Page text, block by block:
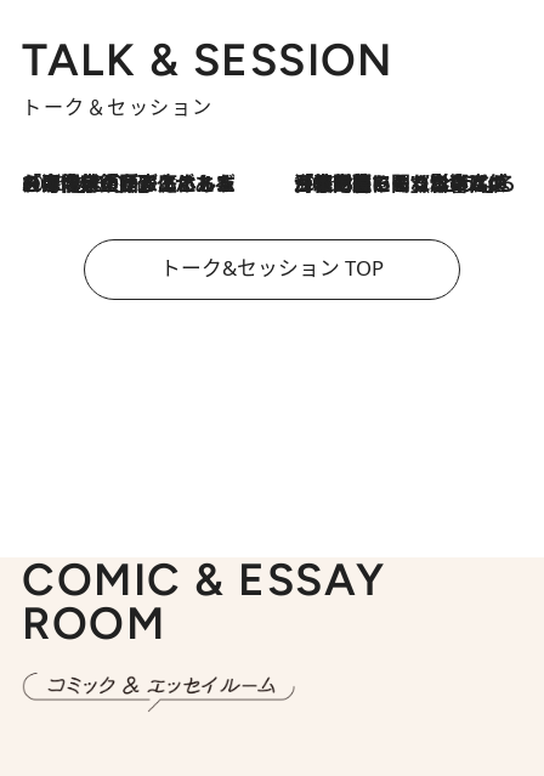
TALK & SESSION
トーク＆セッション
2026.8.3
「今後値上げがあるとすれば…」「リスクがあるのは今年の冬」エネルギー専門家が語る、ホルムズ海峡封鎖が家庭にもたらす“ある心配” 2026.8.3
「住宅建てられない…」「サーチャージ料の高値が続いている」ホルムズ海峡封鎖による影響はいつまで続く？《エネルギー専門家に聞く“どうなる日本の暮らし”》
トーク&セッション TOP
COMIC & ESSAY
ROOM